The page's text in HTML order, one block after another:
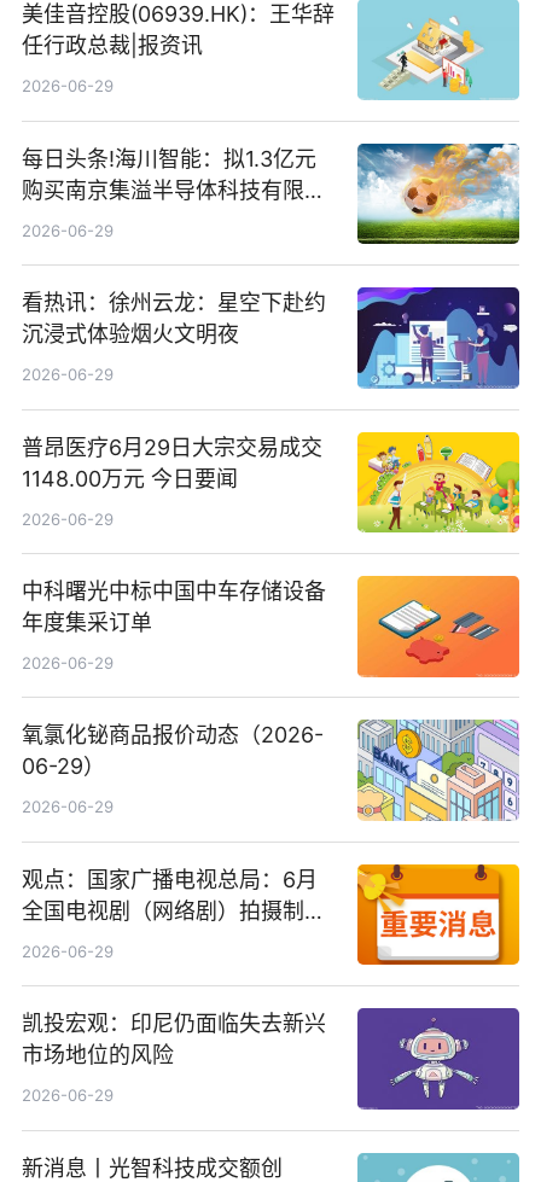
美佳音控股(06939.HK)：王华辞
任行政总裁|报资讯
2026-06-29
每日头条!海川智能：拟1.3亿元
购买南京集溢半导体科技有限公
司15.3%股权
2026-06-29
看热讯：徐州云龙：星空下赴约
沉浸式体验烟火文明夜
2026-06-29
普昂医疗6月29日大宗交易成交
1148.00万元 今日要闻
2026-06-29
中科曙光中标中国中车存储设备
年度集采订单
2026-06-29
氧氯化铋商品报价动态（2026-
06-29）
2026-06-29
观点：国家广播电视总局：6月
全国电视剧（网络剧）拍摄制作
备案公示剧目197部
2026-06-29
凯投宏观：印尼仍面临失去新兴
市场地位的风险
2026-06-29
新消息丨光智科技成交额创